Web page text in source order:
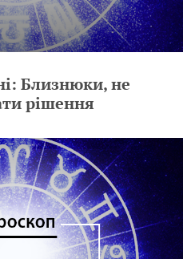
Близнюки, не
рішення